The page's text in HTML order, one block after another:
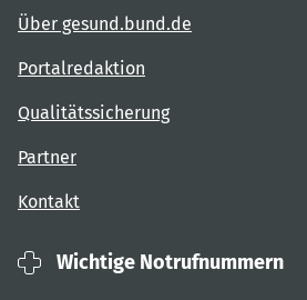
Über gesund.bund.de
Portalredaktion
Qualitätssicherung
Partner
Kontakt
Wichtige Notrufnummern